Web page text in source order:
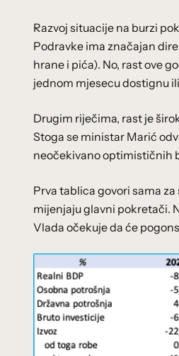
Razvoj situacije na burzi
Podravke ima značajan
hrane i pića). No, rast ove
jednom mjesecu dostignu
Drugim riječima, rast je
Stoga se ministar Marić
neočekivano optimističnih
Prva tablica govori sama
mijenjaju glavni pokretači.
Vlada očekuje da će